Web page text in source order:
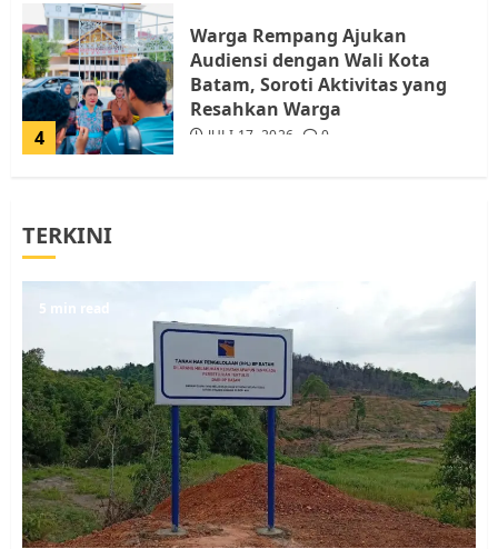
4
Warga Rempang Ajukan
Audiensi dengan Wali Kota
Batam, Soroti Aktivitas yang
Resahkan Warga
JULI 17, 2026 0
5
1
Pemko Batam Tegaskan RT dan
RW bukan Petugas Pendataan
dan Pemungutan Pajak
AGUSTUS 1, 2026 0
TERKINI
5 min read